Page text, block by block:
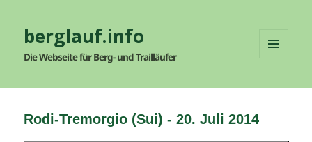
berglauf.info
Die Webseite für Berg- und Trailläufer
WIDGETS
Rodi-Tremorgio (Sui) - 20. Juli 2014